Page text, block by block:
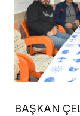
BAŞKAN